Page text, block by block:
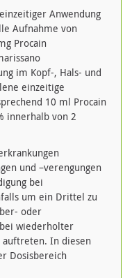
Anwendung
Aufnahme von
Procain
im Kopf-, Hals- und
einzeitige
10 ml Procain
innerhalb von 2
und –verengungen
bei
um ein Drittel zu
oder
wiederholter
auftreten. In diesen
Dosisbereich